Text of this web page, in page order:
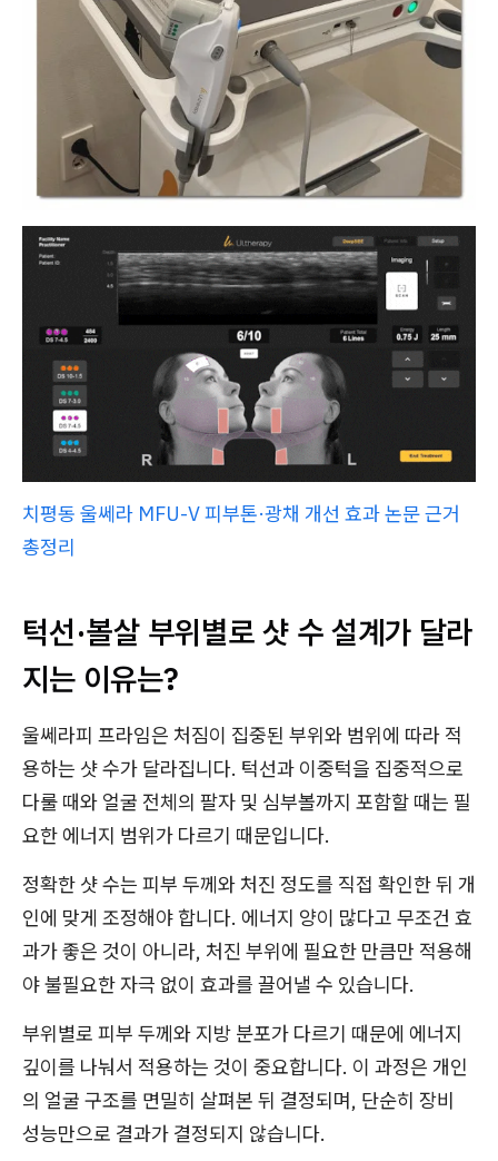
치평동 울쎄라 MFU-V 피부톤·광채 개선 효과 논문 근거
총정리
턱선·볼살 부위별로 샷 수 설계가 달라
지는 이유는?
울쎄라피 프라임은 처짐이 집중된 부위와 범위에 따라 적
용하는 샷 수가 달라집니다. 턱선과 이중턱을 집중적으로
다룰 때와 얼굴 전체의 팔자 및 심부볼까지 포함할 때는 필
요한 에너지 범위가 다르기 때문입니다.
정확한 샷 수는 피부 두께와 처진 정도를 직접 확인한 뒤 개
인에 맞게 조정해야 합니다. 에너지 양이 많다고 무조건 효
과가 좋은 것이 아니라, 처진 부위에 필요한 만큼만 적용해
야 불필요한 자극 없이 효과를 끌어낼 수 있습니다.
부위별로 피부 두께와 지방 분포가 다르기 때문에 에너지
깊이를 나눠서 적용하는 것이 중요합니다. 이 과정은 개인
의 얼굴 구조를 면밀히 살펴본 뒤 결정되며, 단순히 장비
성능만으로 결과가 결정되지 않습니다.